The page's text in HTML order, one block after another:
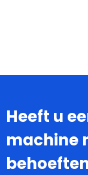
Heeft u
machine